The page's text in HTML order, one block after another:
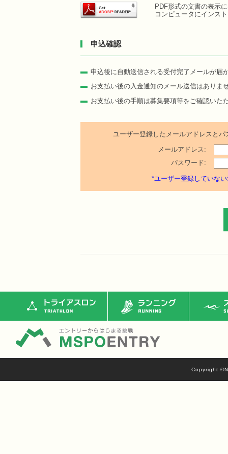
PDF形式の文書の表示
コンピュータにインス
申込確認
申込後に自動送信される受付完了メールが届
お支払い後の入金通知のメール送信はありま
お支払い後の手順は募集要項等をご確認いた
ユーザー登録したメールアドレスと
メールアドレス:
パスワード:
*ユーザー登録していな
トライアスロン ランニング ス
Copyright